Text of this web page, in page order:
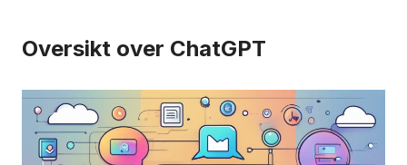
Oversikt over ChatGPT